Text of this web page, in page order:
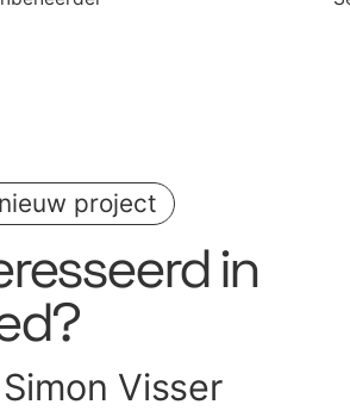
project
in
?
Simon Visser